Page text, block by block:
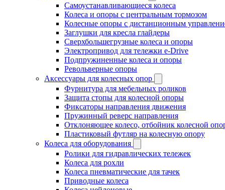
Самоустанавливающиеся колеса
Колеса и опоры с центральным тормозом
Колесные опоры с дистанционным
Заглушки для кресла глайдеры
Сверхбольшегрузные колеса и опоры
Электропривод для тележки e-Drive
Подпружиненные колеса и опоры
Револьверные опоры
Аксессуары для колесных опор
Фурнитура для мебельных роликов
Защита стопы для колесной опоры
Фиксаторы направления движения
Пружинный реверс направления
Отклоняющее колесо, отбойник колесной
Пластиковый футляр на колесную опору
Колеса для оборудования
Ролики для гидравлических тележек
Колеса для рохли
Колеса пневматические для тачек
Приводные колеса